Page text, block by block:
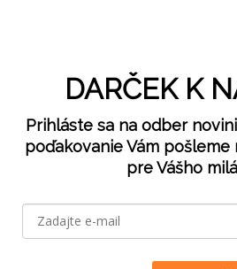
DARČEK K
Prihláste sa na odber
poďakovanie Vám
pre Vášho